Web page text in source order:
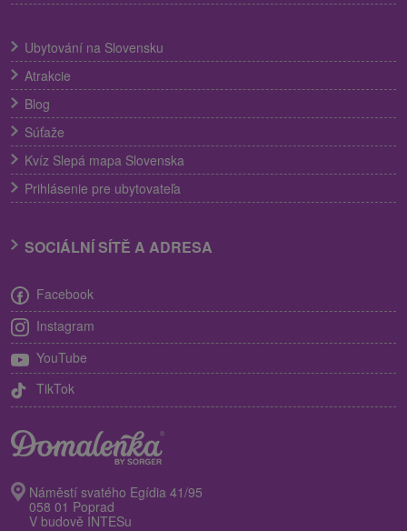
Ubytování na Slovensku
Atrakcie
Blog
Súťaže
Kvíz Slepá mapa Slovenska
Prihlásenie pre ubytovateľa
SOCIÁLNÍ SÍTĚ A ADRESA
Facebook
Instagram
YouTube
TikTok
Náměstí svatého Egídia 41/95
058 01 Poprad
V budově INTESu